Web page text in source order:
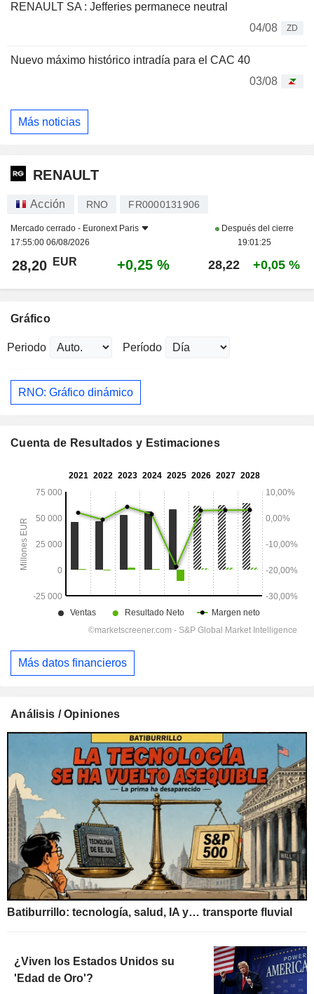
RENAULT SA : Jefferies permanece neutral
04/08
ZD
Nuevo máximo histórico intradía para el CAC 40
03/08
Más noticias
RENAULT
Acción RNO FR0000131906
Mercado cerrado - Euronext Paris
17:55:00 06/08/2026
Después del cierre
19:01:25
28,20 EUR +0,25 % 28,22 +0,05 %
Gráfico
Periodo Período
RNO: Gráfico dinámico
Cuenta de Resultados y Estimaciones
Más datos financieros
Análisis / Opiniones
Batiburrillo: tecnología, salud, IA y… transporte fluvial
¿Viven los Estados Unidos su
'Edad de Oro'?